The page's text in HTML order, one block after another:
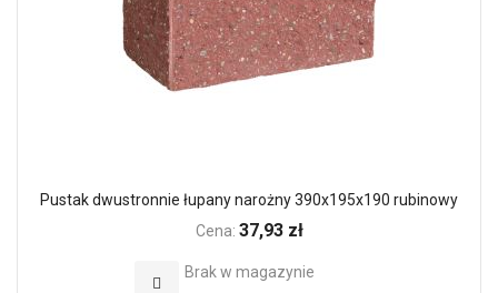
Pustak dwustronnie łupany narożny 390x195x190 rubinowy
Cena: 37,93 zł
Brak w magazynie
Dodaj do Ulubionych